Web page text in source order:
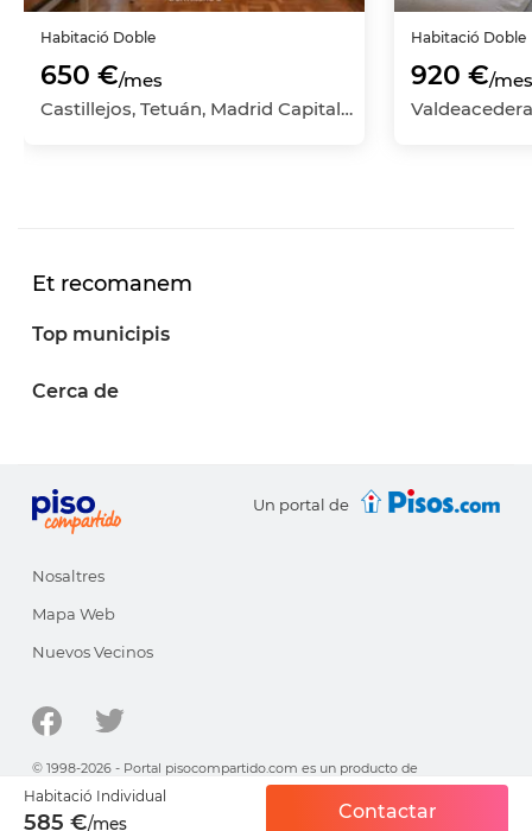
Habitació Doble
650 €/mes
Castillejos, Tetuán, Madrid Capital, Madrid
Habitació Doble
920 €/mes
Habitació Individual
585 €/mes
Contactar
Et recomanem
Top municipis
Cerca de
Un portal de
Nosaltres
Mapa Web
Nuevos Vecinos
© 1998-2026 - Portal pisocompartido.com es un producto de
Aviso legal y política de privacidad
Política de cookies